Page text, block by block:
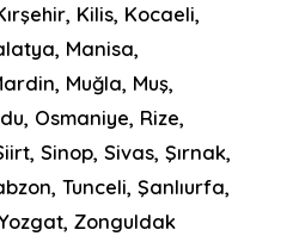
Kilis, Kocaeli,
Manisa,
Muğla, Muş,
Osmaniye, Rize,
Sinop, Sivas, Şırnak,
Tunceli, Şanlıurfa,
Zonguldak